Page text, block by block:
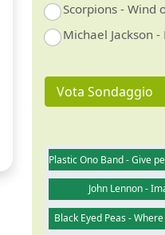
Scorpions - Wind
Michael Jackson -
Vota Sondaggio
Plastic Ono Band - Give
John Lennon -
Black Eyed Peas -